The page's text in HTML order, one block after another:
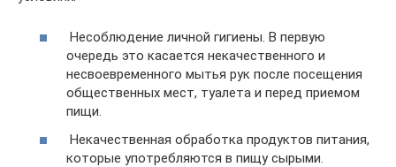
Несоблюдение личной гигиены. В первую
очередь это касается некачественного и
несвоевременного мытья рук после посещения
общественных мест, туалета и перед приемом
пищи.
Некачественная обработка продуктов питания,
которые употребляются в пищу сырыми.